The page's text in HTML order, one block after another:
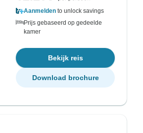
Aanmelden to unlock savings
Prijs gebaseerd op gedeelde
kamer
Bekijk reis
Download brochure